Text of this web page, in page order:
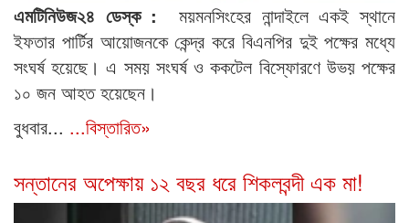
এমটিনিউজ২৪ ডেস্ক : ময়মনসিংহের নান্দাইলে একই স্থানে
ইফতার পার্টির আয়োজনকে কেন্দ্র করে বিএনপির দুই পক্ষের মধ্যে
সংঘর্ষ হয়েছে। এ সময় সংঘর্ষ ও ককটেল বিস্ফোরণে উভয় পক্ষের
১০ জন আহত হয়েছেন।
বুধবার... ...বিস্তারিত»
সন্তানের অপেক্ষায় ১২ বছর ধরে শিকলবন্দী এক মা!